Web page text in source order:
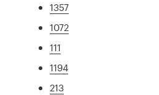
1357
1072
111
1194
213